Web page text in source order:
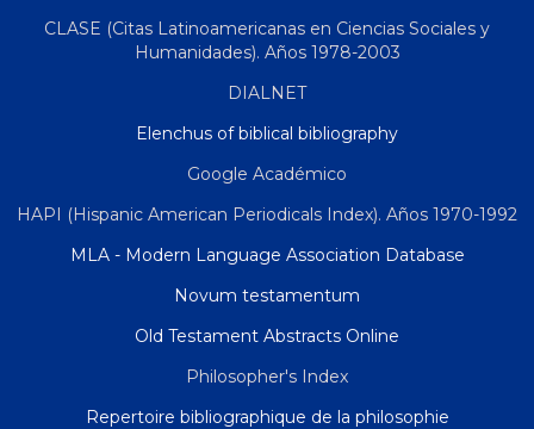
CLASE (Citas Latinoamericanas en Ciencias Sociales y
Humanidades). Años 1978-2003
DIALNET
Elenchus of biblical bibliography
Google Académico
HAPI (Hispanic American Periodicals Index). Años 1970-1992
MLA - Modern Language Association Database
Novum testamentum
Old Testament Abstracts Online
Philosopher's Index
Repertoire bibliographique de la philosophie